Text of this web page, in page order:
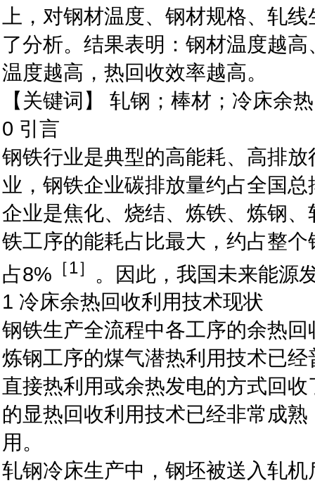
上，对钢材温度、钢材规格、轧
了分析。结果表明：钢材温度越
温度越高，热回收效率越高。
【关键词】 轧钢；棒材；冷床余
0 引言
钢铁行业是典型的高能耗、高排
业，钢铁企业碳排放量约占全国
企业是焦化、烧结、炼铁、炼钢
铁工序的能耗占比最大，约占整
占8% ［1］
。因此，我国未来能源
1 冷床余热回收利用技术现状
钢铁生产全流程中各工序的余热
炼钢工序的煤气潜热利用技术已
直接热利用或余热发电的方式回
的显热回收利用技术已经非常成
用。
轧钢冷床生产中，钢坯被送入轧